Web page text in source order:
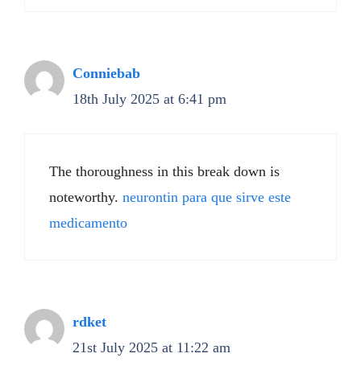
Conniebab
18th July 2025 at 6:41 pm
The thoroughness in this break down is
noteworthy. neurontin para que sirve este
medicamento
rdket
21st July 2025 at 11:22 am